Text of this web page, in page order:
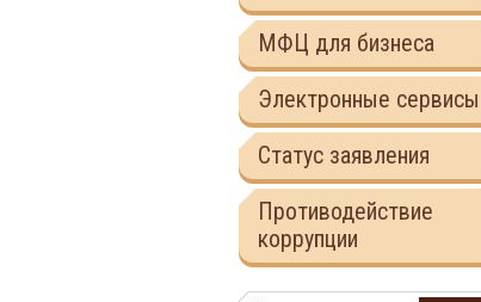
МФЦ для бизнеса
Электронные сервисы
Статус заявления
Противодействие
коррупции